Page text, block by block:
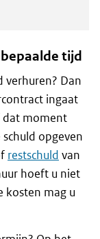
tijd
verhuren? Dan
ingaat
dat moment
opgeven
restschuld van
hoeft u niet
kosten mag u